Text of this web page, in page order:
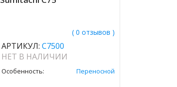
( 0 отзывов )
АРТИКУЛ: C7500
НЕТ В НАЛИЧИИ
Особенность: Переносной